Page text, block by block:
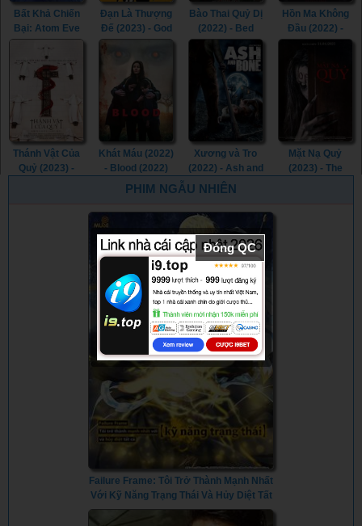
Bất Khả Chiến
Bại: Atom Eve
(Tập Đặc Biệt)
(2023) -
Invincible: Atom
Eve (2023)
Đạn Là Thượng
Đế (2023) - God
Bào Thai Quỷ Dị
(2022) - Bed
Hồn Ma Không
Đầu (2022) -
Ivanna (2022)
Thánh Vật Của
Quỷ (2023) -
Khát Máu (2022)
- Blood (2022)
Xương và Tro
(2022) - Ash and
Bone (2022)
Mặt Nạ Quỷ
(2023) - The
PHIM NGẪU NHIÊN
Failure Frame: Tôi Trở Thành Mạnh Nhất
Với Kỹ Năng Trạng Thái Và Hủy Diệt Tất
Cả - Failure Frame: I Became the
Đóng QC